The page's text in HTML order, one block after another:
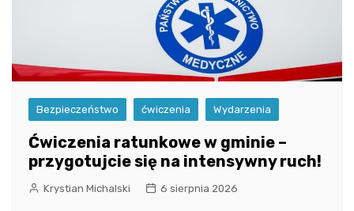
Bezpieczeństwo ćwiczenia Wydarzenia
Ćwiczenia ratunkowe w gminie –
przygotujcie się na intensywny ruch!
Krystian Michalski 6 sierpnia 2026